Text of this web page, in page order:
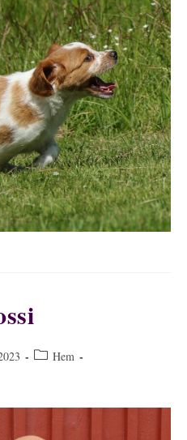
Inläggskategori:
Hem